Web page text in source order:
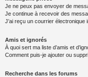
Je ne peux pas envoyer de
Je continue à recevoir des
J’ai reçu un courrier électronique
Amis et ignorés
À quoi sert ma liste d’amis et
Comment puis-je ajouter ou
Recherche dans les forums